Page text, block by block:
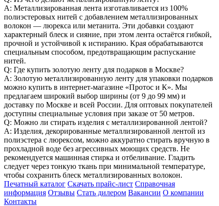
A: Металлизированная лента изготавливается из 100%
полиэстеровых нитей с добавлением металлизированных
волокон — люрекса или метанита. Эти добавки создают
характерный блеск и сияние, при этом лента остаётся гибкой,
прочной и устойчивой к истиранию. Края обрабатываются
специальным способом, предотвращающим распускание
нитей.
Q: Где купить золотую ленту для подарков в Москве?
A: Золотую металлизированную ленту для упаковки подарков
можно купить в интернет-магазине «Протос и К». Мы
предлагаем широкий выбор ширины (от 9 до 99 мм) и
доставку по Москве и всей России. Для оптовых покупателей
доступны специальные условия при заказе от 50 метров.
Q: Можно ли стирать изделия с металлизированной лентой?
A: Изделия, декорированные металлизированной лентой из
полиэстера с люрексом, можно аккуратно стирать вручную в
прохладной воде без агрессивных моющих средств. Не
рекомендуется машинная стирка и отбеливание. Гладить
следует через тонкую ткань при минимальной температуре,
чтобы сохранить блеск металлизированных волокон.
Печатный каталог Скачать прайс-лист Справочная
информация Отзывы Стать дилером Вакансии О компании
Контакты